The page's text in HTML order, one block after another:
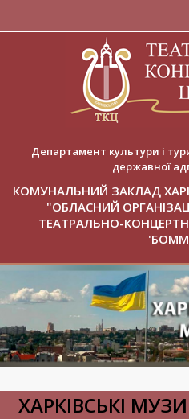
Департамент культури і
державної
КОМУНАЛЬНИЙ ЗАКЛАД
"ОБЛАСНИЙ
ТЕАТРАЛЬНО-
ХАРКІВСЬКІ